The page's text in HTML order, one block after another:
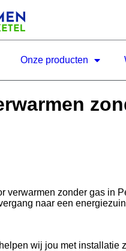
Onze producten
verwarmen zonder gas in
naar een
wij jou met